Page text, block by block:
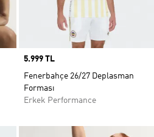
Price
5.999 TL
Fenerbahçe 26/27 Deplasman
Forması
Erkek Performance